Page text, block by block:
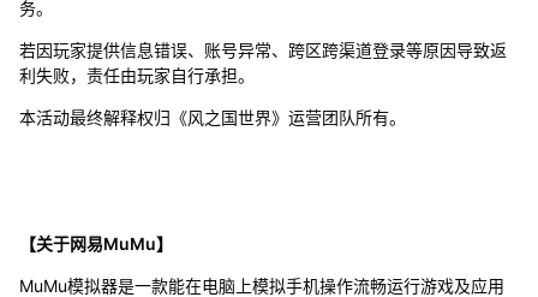
务。
若因玩家提供信息错误、账号异常、跨区跨渠道登录等原因导致返
利失败，责任由玩家自行承担。
本活动最终解释权归《风之国世界》运营团队所有。
【关于网易MuMu】
MuMu模拟器是一款能在电脑上模拟手机操作流畅运行游戏及应用